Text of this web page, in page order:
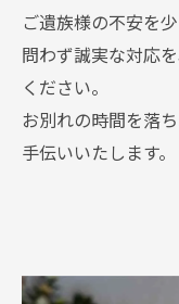
ご遺族様の不安を
問わず誠実な対応
ください。
お別れの時間を落
手伝いいたします。